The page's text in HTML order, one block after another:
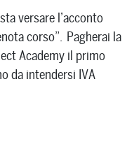
versare l’acconto
corso”. Pagherai la
Academy il primo
da intendersi IVA